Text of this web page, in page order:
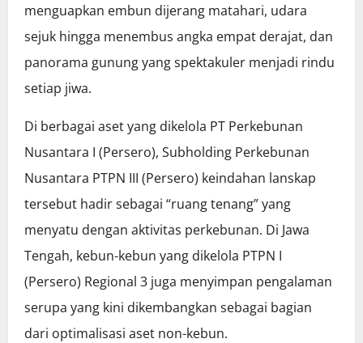
menguapkan embun dijerang matahari, udara
sejuk hingga menembus angka empat derajat, dan
panorama gunung yang spektakuler menjadi rindu
setiap jiwa.
Di berbagai aset yang dikelola PT Perkebunan
Nusantara I (Persero), Subholding Perkebunan
Nusantara PTPN III (Persero) keindahan lanskap
tersebut hadir sebagai “ruang tenang” yang
menyatu dengan aktivitas perkebunan. Di Jawa
Tengah, kebun-kebun yang dikelola PTPN I
(Persero) Regional 3 juga menyimpan pengalaman
serupa yang kini dikembangkan sebagai bagian
dari optimalisasi aset non-kebun.